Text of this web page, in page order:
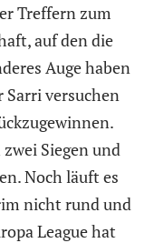
Treffern zum
auf den die
Auge haben
versuchen
Siegen und
Noch läuft es
nicht rund und
League hat